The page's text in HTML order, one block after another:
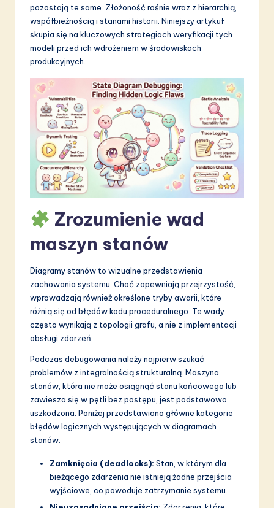
&
S
o
ti
o
pozostają te same. Złożoność rośnie wraz z hierarchią,
współbieżnością i stanami historii. Niniejszy artykuł
skupia się na kluczowych strategiach weryfikacji tych
modeli przed ich wdrożeniem w środowiskach
produkcyjnych.
Zrozumienie wad
maszyn stanów
Diagramy stanów to wizualne przedstawienia
zachowania systemu. Choć zapewniają przejrzystość,
wprowadzają również określone tryby awarii, które
różnią się od błędów kodu proceduralnego. Te wady
często wynikają z topologii grafu, a nie z implementacji
obsługi zdarzeń.
Podczas debugowania należy najpierw szukać
problemów z integralnością strukturalną. Maszyna
stanów, która nie może osiągnąć stanu końcowego lub
zawiesza się w pętli bez postępu, jest podstawowo
uszkodzona. Poniżej przedstawiono główne kategorie
błędów logicznych występujących w diagramach
stanów.
Zamknięcia (deadlocks): Stan, w którym dla
bieżącego zdarzenia nie istnieją żadne przejścia
wyjściowe, co powoduje zatrzymanie systemu.